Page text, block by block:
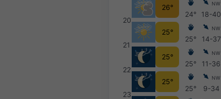
20
21
22
23
26°
25°
25°
25°
24°
25°
25°
25°
NW
18-40
NW
14-37
NW
11-36
NW
9-34